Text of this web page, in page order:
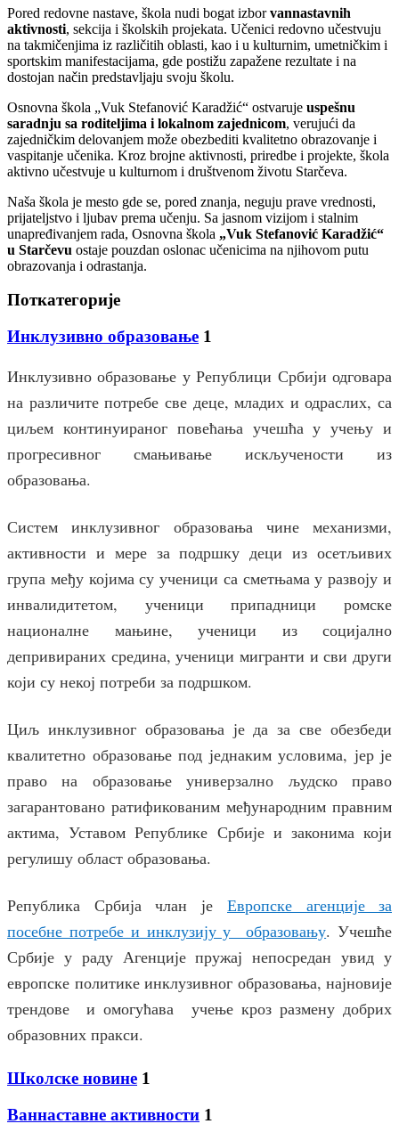
Pored redovne nastave, škola nudi bogat izborvannastavnih
aktivnosti, sekcija i školskih projekata. Učenici redovno učestvuju
na takmičenjima iz različitih oblasti, kao i u kulturnim, umetničkim i
sportskim manifestacijama, gde postižu zapažene rezultate i na
dostojan način predstavljaju svoju školu.
Osnovna škola „Vuk Stefanović Karadžić“ ostvaruje uspešnu
saradnju sa roditeljima i lokalnom zajednicom, verujući da
zajedničkim delovanjem može obezbediti kvalitetno obrazovanje i
vaspitanje učenika. Kroz brojne aktivnosti, priredbe i projekte, škola
aktivno učestvuje u kulturnom i društvenom životu Starčeva.
Naša škola je mesto gde se, pored znanja, neguju prave vrednosti,
prijateljstvo i ljubav prema učenju. Sa jasnom vizijom i stalnim
unapređivanjem rada, Osnovna škola „Vuk Stefanović Karadžić“
u Starčevu ostaje pouzdan oslonac učenicima na njihovom putu
obrazovanja i odrastanja.
Поткатегорије
Инклузивно образовање 1
Инклузивно образовање у Републици Србији одговара
на различите потребе све деце, младих и одраслих, са
циљем континуираног повећања учешћа у учењу и
прогресивног смањивање искључености из
образовања.
Систем инклузивног образовања чине механизми,
активности и мере за подршку деци из осетљивих
група међу којима су ученици са сметњама у развоју и
инвалидитетом, ученици припадници ромске
националне мањине, ученици из социјално
депривираних средина, ученици мигранти и сви други
који су некој потреби за подршком.
Циљ инклузивног образовања је да за све обезбеди
квалитетно образовање под једнаким условима, јер је
право на образовање универзално људско право
загарантовано ратификованим међународним правним
актима, Уставом Републике Србије и законима који
регулишу област образовања.
Република Србија члан је Европске агенције за
посебне потребе и инклузију у образовању. Учешће
Србије у раду Агенције пружај непосредан увид у
европске политике инклузивног образовања, најновије
трендове и омогућава учење кроз размену добрих
образовних пракси.
Школске новине 1
Ваннаставне активности 1